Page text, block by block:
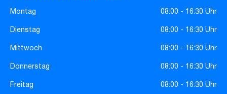
Montag
08:00 - 16:30 Uhr
Dienstag
08:00 - 16:30 Uhr
Mittwoch
08:00 - 16:30 Uhr
Donnerstag
08:00 - 16:30 Uhr
Freitag
08:00 - 16:30 Uhr